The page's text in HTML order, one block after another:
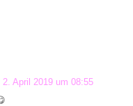
2. April 2019 um 08:55